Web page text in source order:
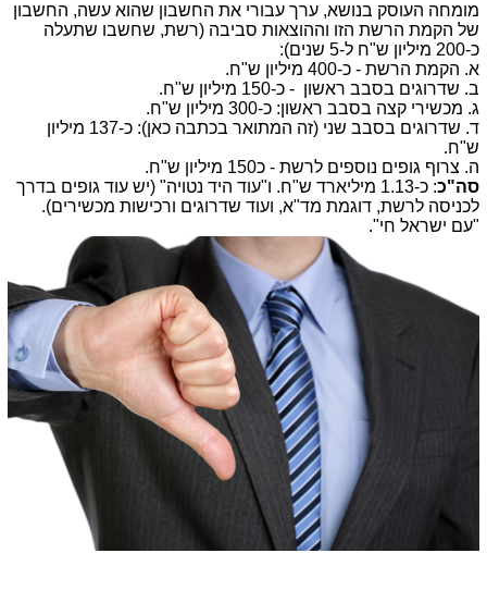
מומחה העוסק בנושא, ערך עבורי את החשבון שהוא עשה, החשבון
של הקמת הרשת הזו וההוצאות סביבה (רשת, שחשבו שתעלה
כ-200 מיליון ש"ח ל-5 שנים):
א. הקמת הרשת - כ-400 מיליון ש"ח.
ב. שדרוגים בסבב ראשון - כ-150 מיליון ש"ח.
ג. מכשירי קצה בסבב ראשון: כ-300 מיליון ש"ח.
ד. שדרוגים בסבב שני (זה המתואר בכתבה כאן): כ-137 מיליון
ש"ח.
ה. צרוף גופים נוספים לרשת - כ150 מיליון ש"ח.
סה"כ
: כ-1.13 מיליארד ש"ח. ו"עוד היד נטויה" (יש עוד גופים בדרך
לכניסה לרשת, דוגמת מד"א, ועוד שדרוגים ורכישות מכשירים).
"עם ישראל חי".